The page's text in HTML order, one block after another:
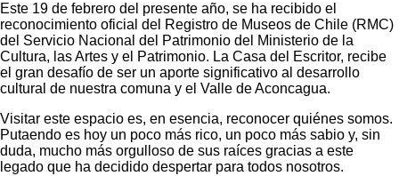
Este 19 de febrero del presente año, se ha recibido el
reconocimiento oficial del Registro de Museos de Chile (RMC)
del Servicio Nacional del Patrimonio del Ministerio de la
Cultura, las Artes y el Patrimonio. La Casa del Escritor, recibe
el gran desafío de ser un aporte significativo al desarrollo
cultural de nuestra comuna y el Valle de Aconcagua.
Visitar este espacio es, en esencia, reconocer quiénes somos.
Putaendo es hoy un poco más rico, un poco más sabio y, sin
duda, mucho más orgulloso de sus raíces gracias a este
legado que ha decidido despertar para todos nosotros.